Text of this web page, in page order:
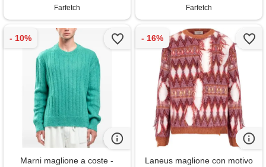
Farfetch Farfetch
Marni maglione a coste -
Laneus maglione con motivo